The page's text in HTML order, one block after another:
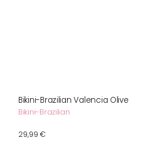
Bikini-Brazilian Valencia Olive
Bikini-Brazilian
Normaler
29,99 €